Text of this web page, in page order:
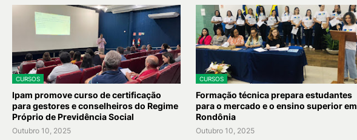
CURSOS
Ipam promove curso de certificação
para gestores e conselheiros do Regime
Próprio de Previdência Social
Outubro 10, 2025
CURSOS
Formação técnica prepara estudantes
para o mercado e o ensino superior em
Rondônia
Outubro 10, 2025